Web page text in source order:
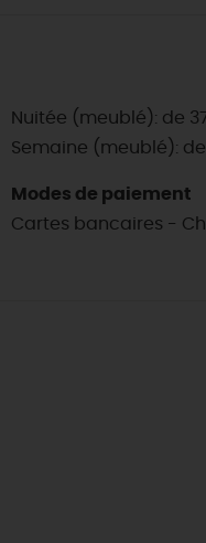
Nuitée (meublé): de
Semaine (meublé):
Modes de paiement
Cartes bancaires -